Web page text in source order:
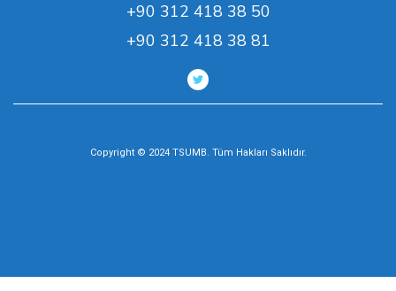
+90 312 418 38 50
+90 312 418 38 81
Copyright © 2024 TSUMB. Tüm Hakları Saklıdır.